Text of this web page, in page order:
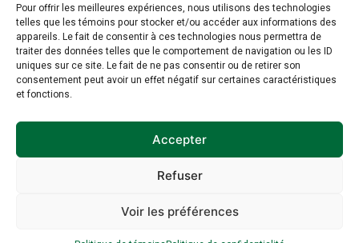
Pour offrir les meilleures expériences, nous utilisons des technologies
telles que les témoins pour stocker et/ou accéder aux informations des
appareils. Le fait de consentir à ces technologies nous permettra de
traiter des données telles que le comportement de navigation ou les ID
uniques sur ce site. Le fait de ne pas consentir ou de retirer son
consentement peut avoir un effet négatif sur certaines caractéristiques
et fonctions.
Accepter
Refuser
Voir les préférences
À propos
Politique de témoinsPolitique de confidentialité
Factory etMy Little Big Web